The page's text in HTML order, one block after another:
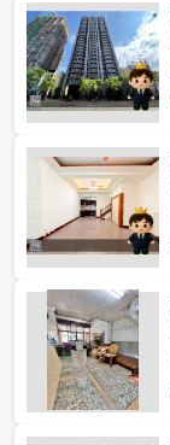
11~20樓
不拘
2房
4房
1樓
3樓
5~10樓
21樓以上